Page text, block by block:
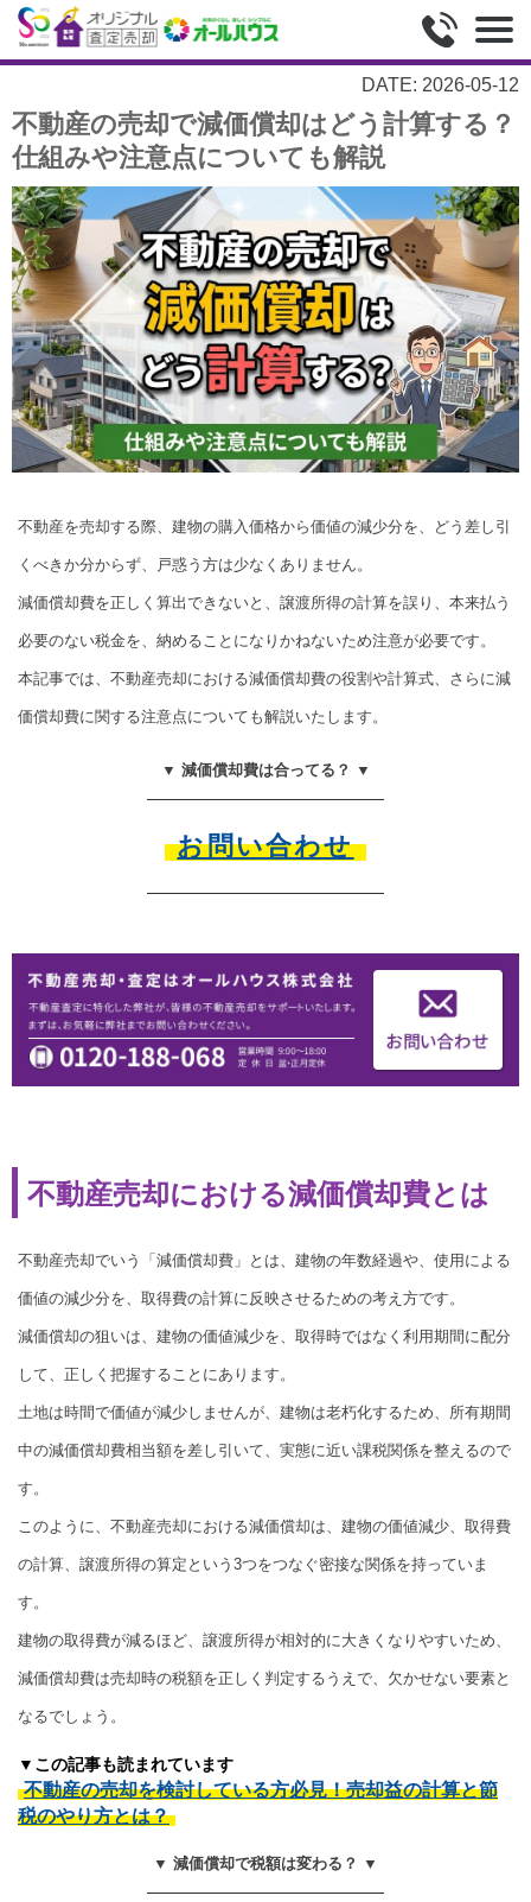
DATE: 2026-05-12
不動産の売却で減価償却はどう計算する？
仕組みや注意点についても解説
不動産を売却する際、建物の購入価格から価値の減少分を、どう差し引
くべきか分からず、戸惑う方は少なくありません。
減価償却費を正しく算出できないと、譲渡所得の計算を誤り、本来払う
必要のない税金を、納めることになりかねないため注意が必要です。
本記事では、不動産売却における減価償却費の役割や計算式、さらに減
価償却費に関する注意点についても解説いたします。
▼ 減価償却費は合ってる？ ▼
お問い合わせ
不動産売却における減価償却費とは
不動産売却でいう「減価償却費」とは、建物の年数経過や、使用による
価値の減少分を、取得費の計算に反映させるための考え方です。
減価償却の狙いは、建物の価値減少を、取得時ではなく利用期間に配分
して、正しく把握することにあります。
土地は時間で価値が減少しませんが、建物は老朽化するため、所有期間
中の減価償却費相当額を差し引いて、実態に近い課税関係を整えるので
す。
このように、不動産売却における減価償却は、建物の価値減少、取得費
の計算、譲渡所得の算定という3つをつなぐ密接な関係を持っていま
す。
建物の取得費が減るほど、譲渡所得が相対的に大きくなりやすいため、
減価償却費は売却時の税額を正しく判定するうえで、欠かせない要素と
なるでしょう。
▼この記事も読まれています
不動産の売却を検討している方必見！売却益の計算と節
税のやり方とは？
▼ 減価償却で税額は変わる？ ▼